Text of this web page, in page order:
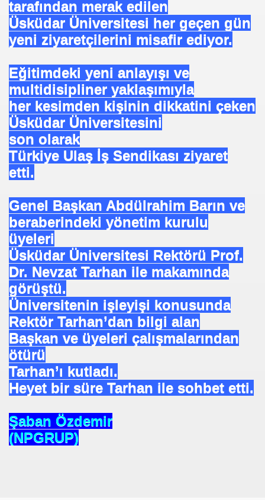
tarafından merak edilen
Üsküdar Üniversitesi her geçen gün
yeni ziyaretçilerini misafir ediyor.
Eğitimdeki yeni anlayışı ve
multidisipliner yaklaşımıyla
her kesimden kişinin dikkatini çeken
Üsküdar Üniversitesini
son olarak
Türkiye Ulaş İş Sendikası ziyaret
etti.
Genel Başkan Abdülrahim Barın ve
beraberindeki yönetim kurulu
üyeleri
Üsküdar Üniversitesi Rektörü Prof.
Dr. Nevzat Tarhan ile makamında
görüştü.
Üniversitenin işleyişi konusunda
Rektör Tarhan’dan bilgi alan
Başkan ve üyeleri çalışmalarından
ötürü
Tarhan’ı kutladı.
Heyet bir süre Tarhan ile sohbet etti.
Şaban Özdemir
(NPGRUP)